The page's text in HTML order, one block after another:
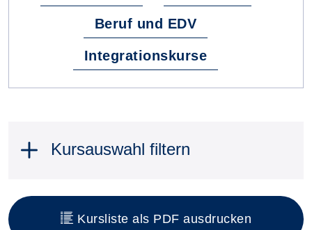
Beruf und EDV
Integrationskurse
Kursauswahl filtern
Kursliste als PDF ausdrucken